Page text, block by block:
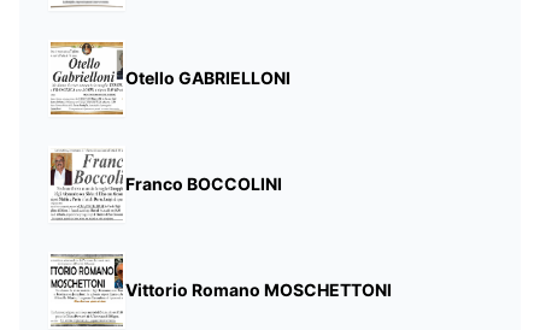
Otello GABRIELLONI
Franco BOCCOLINI
Vittorio Romano MOSCHETTONI